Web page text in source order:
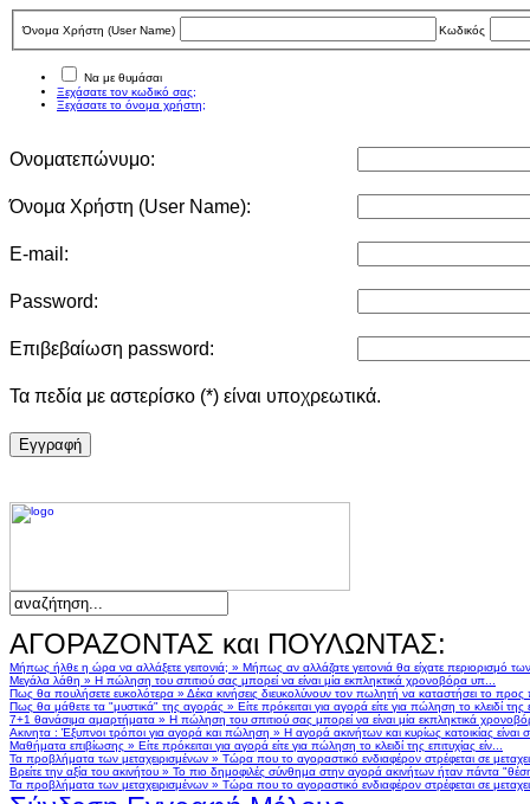
Όνομα Χρήστη (User Νame) Κωδικός
Να με θυμάσαι
Ξεχάσατε τον κωδικό σας;
Ξεχάσατε το όνομα χρήστη;
Ονοματεπώνυμο:
Όνομα Χρήστη (User Νame):
E-mail:
Password:
Επιβεβαίωση password:
Τα πεδία με αστερίσκο (*) είναι υποχρεωτικά.
Eγγραφή
ΑΓΟΡΑΖΟΝΤΑΣ και ΠΟΥΛΩΝΤΑΣ:
Μήπως ήλθε η ώρα να αλλάξετε γειτονιά; » Μήπως αν αλλάζατε γειτονιά θα είχατε περιορισμό
Μεγάλα λάθη » Η πώληση του σπιτιού σας μπορεί να είναι μία εκπληκτικά χρονοβόρα υπ...
Πως θα πουλήσετε ευκολότερα » Δέκα κινήσεις διευκολύνουν τον πωλητή να καταστήσει το
Πως θα μάθετε τα "μυστικά" της αγοράς » Είτε πρόκειται για αγορά είτε για πώληση το κλειδί της
7+1 θανάσιμα αμαρτήματα » Η πώληση του σπιτιού σας μπορεί να είναι μία εκπληκτικά
Ακινητα : Έξυπνοι τρόποι για αγορά και πώληση » Η αγορά ακινήτων και κυρίως κατοικίας
Μαθήματα επιβίωσης » Είτε πρόκειται για αγορά είτε για πώληση το κλειδί της επιτυχίας είν...
Τα προβλήματα των μεταχειρισμένων » Τώρα που το αγοραστικό ενδιαφέρον στρέφεται σε
Βρείτε την αξία του ακινήτου » Το πιο δημοφιλές σύνθημα στην αγορά ακινήτων ήταν πάντα
Τα προβλήματα των μεταχειρισμένων » Τώρα που το αγοραστικό ενδιαφέρον στρέφεται σε